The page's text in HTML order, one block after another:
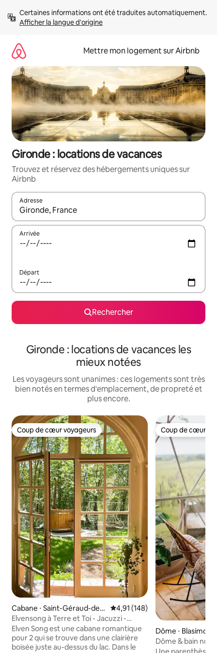
directement
Afficher la langue d'origine
Mettre mon logement sur Airbnb
Gironde : locations de vacances
Trouvez et réservez des hébergements uniques sur
Airbnb
Adresse
Lorsque les résultats s'affichent, utilisez les flèches vers le
Arrivée
Départ
Rechercher
Gironde : locations de vacances les
mieux notées
Les voyageurs sont unanimes : ces logements sont très
bien notés en termes d'emplacement, de propreté et
plus encore.
Coup de cœur voyageurs
Coup de cœur voyageurs
Cabane ⋅ Saint-Géraud-de-
Corps
Évaluation moyenne sur la
4,91 (148)
Elvensong à Terre et Toi - Jacuzzi -
chiens acceptés
Elven Song est une cabane romantique
pour 2 qui se trouve dans une clairière
boisée juste au-dessus du lac. Dans le
Coup de cœur
Coup de cœur
Dôme ⋅ Blasimon
Dôme & bain
du Bedat
Une parenthèse